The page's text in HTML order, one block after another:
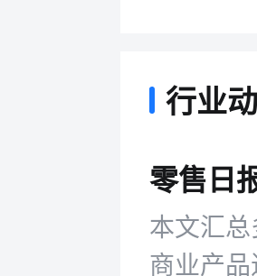
行业
本文汇
商业产